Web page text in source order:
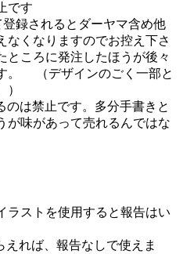
です
録されるとダーヤマ含め他
なくなりますのでお控え下さ
ところに発注したほうが後々
。 （デザインのごく一部と
のは禁止です。多分手書きと
が味があって売れるんではな
ラストを使用すると報告はい
れば、報告なしで使えま